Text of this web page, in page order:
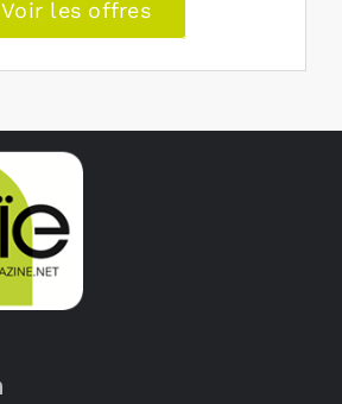
Voir les offres